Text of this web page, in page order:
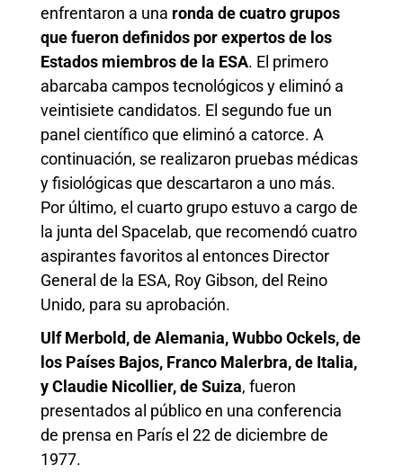
enfrentaron a una ronda de cuatro grupos
que fueron definidos por expertos de los
Estados miembros de la ESA. El primero
abarcaba campos tecnológicos y eliminó a
veintisiete candidatos. El segundo fue un
panel científico que eliminó a catorce. A
continuación, se realizaron pruebas médicas
y fisiológicas que descartaron a uno más.
Por último, el cuarto grupo estuvo a cargo de
la junta del Spacelab, que recomendó cuatro
aspirantes favoritos al entonces Director
General de la ESA, Roy Gibson, del Reino
Unido, para su aprobación.
Ulf Merbold, de Alemania, Wubbo Ockels, de
los Países Bajos, Franco Malerbra, de Italia,
y Claudie Nicollier, de Suiza, fueron
presentados al público en una conferencia
de prensa en París el 22 de diciembre de
1977.